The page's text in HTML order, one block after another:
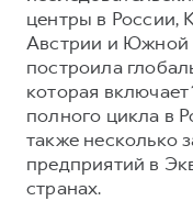
центры в России,
Австрии и Южной
построила
которая включает
полного цикла в
также несколько
предприятий в
странах.